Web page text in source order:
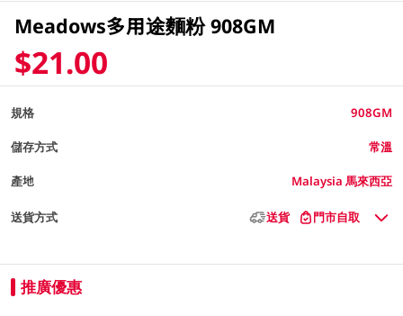
Meadows多用途麵粉 908GM
$21.00
規格 908GM
儲存方式 常溫
產地 Malaysia 馬來西亞
送貨方式 送貨 門市自取
推廣優惠